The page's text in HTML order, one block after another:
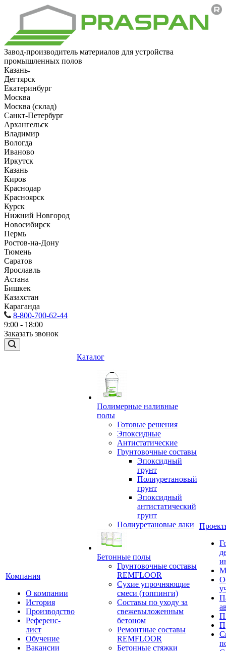
Завод-производитель материалов для устройства
промышленных полов
Казань
Дегтярск
Екатеринбург
Москва
Москва (склад)
Санкт-Петербург
Архангельск
Владимир
Вологда
Иваново
Иркутск
Казань
Киров
Краснодар
Красноярск
Курск
Нижний Новгород
Новосибирск
Пермь
Ростов-на-Дону
Тюмень
Саратов
Ярославль
Астана
Бишкек
Казахстан
Караганда
8-800-700-62-44
9:00 - 18:00
Заказать звонок
Компания
О компании
История
Производство
Референс-
лист
Обучение
Вакансии
Каталог
Полимерные наливные
полы
Готовые решения
Эпоксидные
Антистатические
Грунтовочные составы
Эпоксидный
грунт
Полиуретановый
грунт
Эпоксидный
антистатический
грунт
Полиуретановые лаки
Бетонные полы
Грунтовочные составы
REMFLOOR
Сухие упрочняющие
смеси (топпинги)
Составы по уходу за
свежевыложенным
бетоном
Ремонтные составы
REMFLOOR
Бетонные стяжки